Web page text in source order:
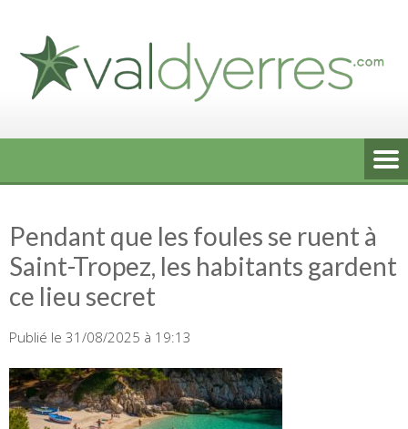
content
Pendant que les foules se ruent à
Saint-Tropez, les habitants gardent
ce lieu secret
Publié le 31/08/2025 à 19:13